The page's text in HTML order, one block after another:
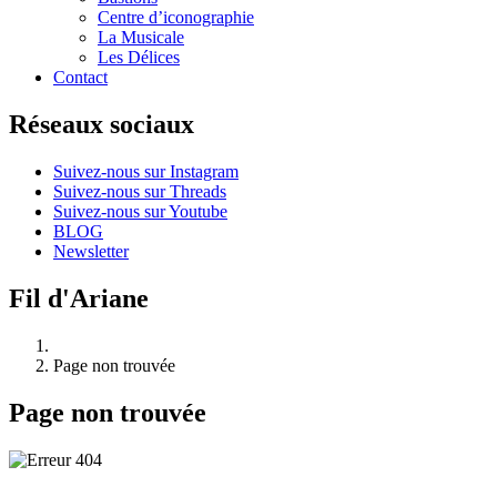
Centre d’iconographie
La Musicale
Les Délices
Contact
Réseaux sociaux
Suivez-nous sur Instagram
Suivez-nous sur Threads
Suivez-nous sur Youtube
BLOG
Newsletter
Fil d'Ariane
Page non trouvée
Page non trouvée